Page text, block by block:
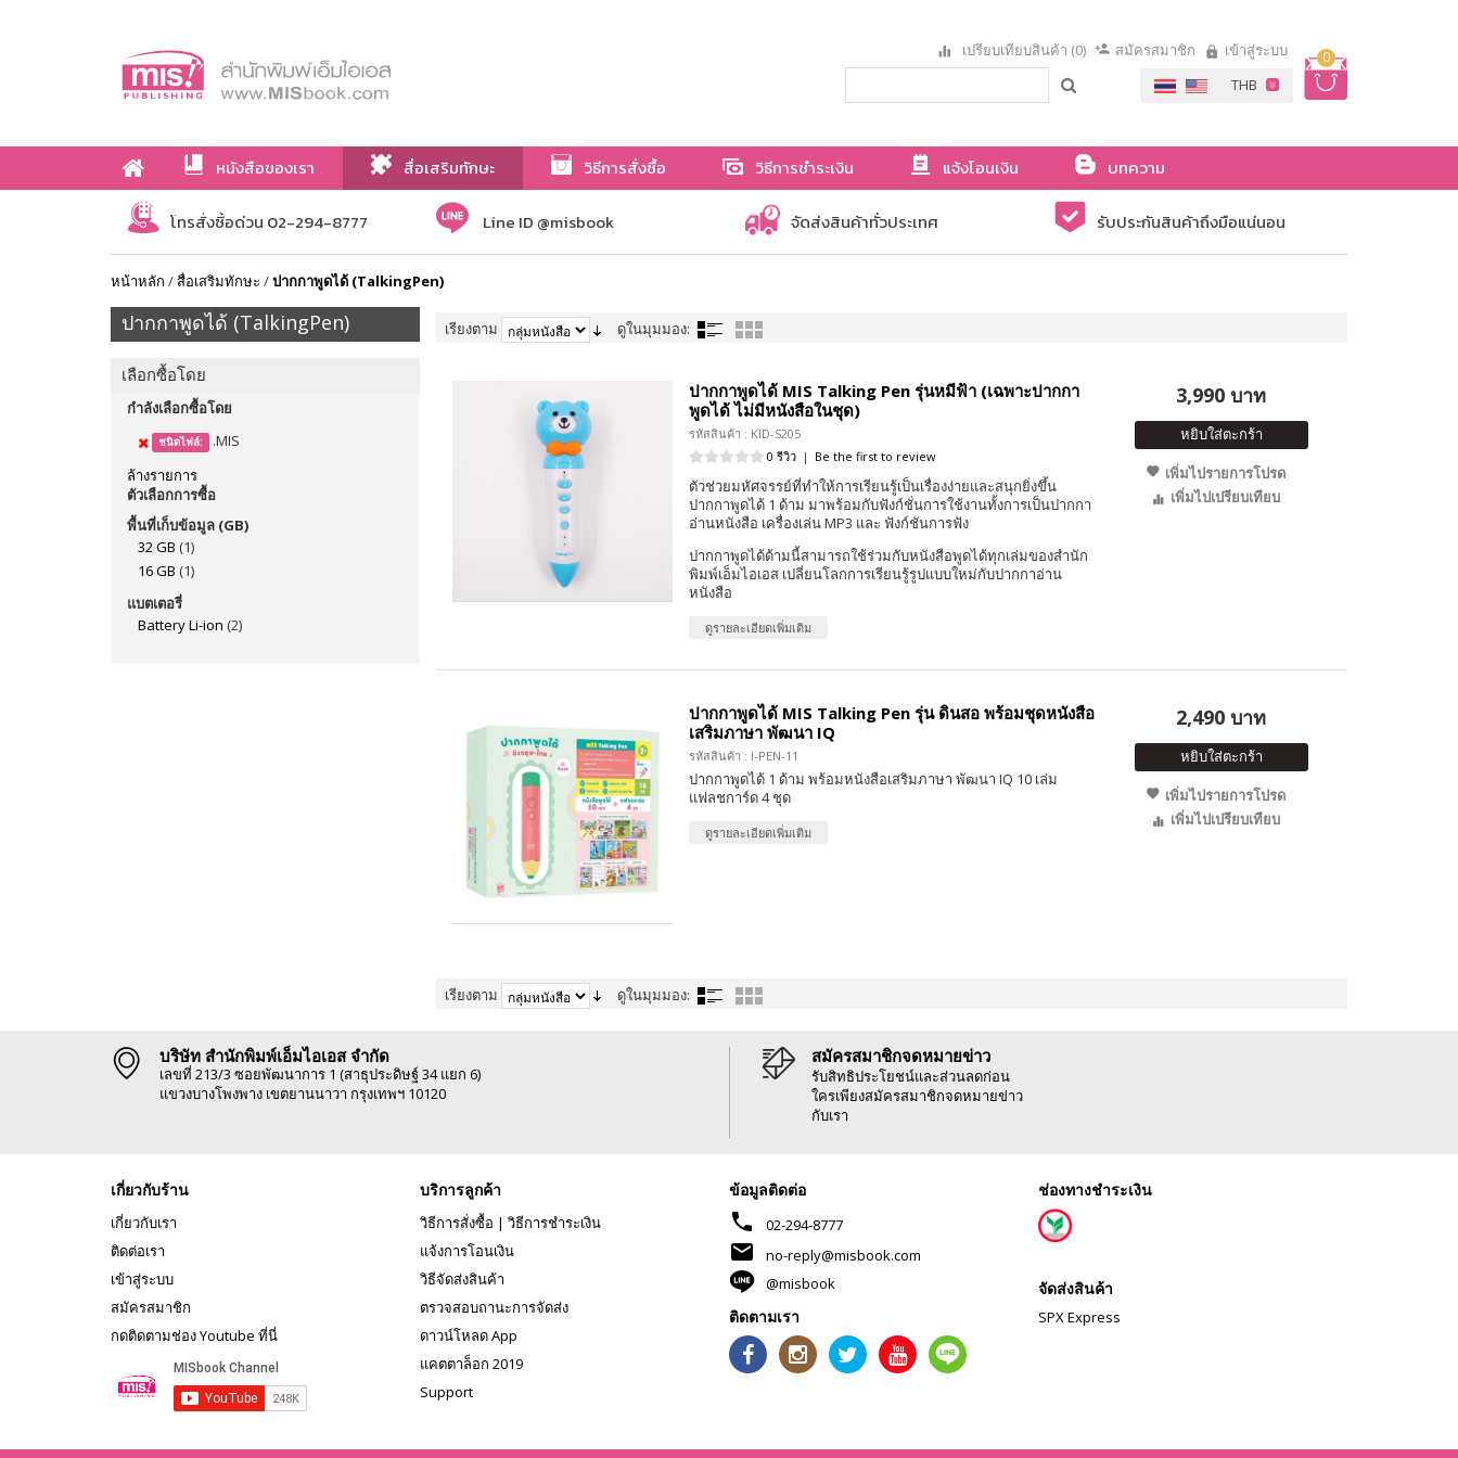
0
เปรียบเทียบสินค้า (0) สมัครสมาชิก เข้าสู่ระบบ
หนังสือของเรา สื่อเสริมทักษะ วิธีการสั่งซื้อ วิธีการชำระเงิน แจ้งโอนเงิน
บทความ
เกี่ยวกับเรา
โทรสั่งซื้อด่วน 02-294-8777 Line ID @misbook จัดส่งสินค้าทั่วประเทศ รับประกันสินค้าถึงมือแน่นอน
หน้าหลัก /สื่อเสริมทักษะ /ปากกาพูดได้ (TalkingPen)
ปากกาพูดได้ (TalkingPen)
เลือกซื้อโดย
กำลังเลือกซื้อโดย
ชนิดไฟล์:
.MIS
ล้างรายการ
ตัวเลือกการซื้อ
พื้นที่เก็บข้อมูล (GB)
32 GB (1)
16 GB (1)
แบตเตอรี่
Battery Li-ion (2)
เรียงตาม ดูในมุมมอง:
ปากกาพูดได้ MIS Talking Pen รุ่นหมีฟ้า (เฉพาะปากกา
พูดได้ ไม่มีหนังสือในชุด)
รหัสสินค้า : KID-S205
0 รีวิว | Be the first to review
ตัวช่วยมหัศจรรย์ที่ทำให้การเรียนรู้เป็นเรื่องง่ายและสนุกยิ่งขึ้น
ปากกาพูดได้ 1 ด้าม มาพร้อมกับฟังก์ชั่นการใช้งานทั้งการเป็นปากกา
อ่านหนังสือ เครื่องเล่น MP3 และ ฟังก์ชันการฟัง
ปากกาพูดได้ด้ามนี้สามารถใช้ร่วมกับหนังสือพูดได้ทุกเล่มของสำนัก
พิมพ์เอ็มไอเอส เปลี่ยนโลกการเรียนรู้รูปแบบใหม่กับปากกาอ่าน
หนังสือ
ดูรายละเอียดเพิ่มเติม
3,990 บาท
หยิบใส่ตะกร้า
เพิ่มไปรายการโปรด
เพิ่มไปเปรียบเทียบ
ปากกาพูดได้ MIS Talking Pen รุ่น ดินสอ พร้อมชุดหนังสือ
เสริมภาษา พัฒนา IQ
รหัสสินค้า : I-PEN-11
ปากกาพูดได้ 1 ด้าม พร้อมหนังสือเสริมภาษา พัฒนา IQ 10 เล่ม
แฟลชการ์ด 4 ชุด
ดูรายละเอียดเพิ่มเติม
2,490 บาท
หยิบใส่ตะกร้า
เพิ่มไปรายการโปรด
เพิ่มไปเปรียบเทียบ
เรียงตาม ดูในมุมมอง:
บริษัท สำนักพิมพ์เอ็มไอเอส จำกัด
เลขที่ 213/3 ซอยพัฒนาการ 1 (สาธุประดิษฐ์ 34 แยก 6)
แขวงบางโพงพาง เขตยานนาวา กรุงเทพฯ 10120
สมัครสมาชิกจดหมายข่าว
รับสิทธิประโยชน์และส่วนลดก่อน
ใครเพียงสมัครสมาชิกจดหมายข่าว
กับเรา
เกี่ยวกับร้าน
เกี่ยวกับเรา
ติดต่อเรา
เข้าสู่ระบบ
สมัครสมาชิก
กดติดตามช่อง Youtube ที่นี่
บริการลูกค้า
วิธีการสั่งซื้อ | วิธีการชำระเงิน
แจ้งการโอนเงิน
วิธีจัดส่งสินค้า
ตรวจสอบถานะการจัดส่ง
ดาวน์โหลด App
แคตตาล็อก 2019
Support
ข้อมูลติดต่อ
phone 02-294-8777
mail
no-reply@misbook.com
@misbook
ติดตามเรา
ช่องทางชำระเงิน
จัดส่งสินค้า
SPX Express